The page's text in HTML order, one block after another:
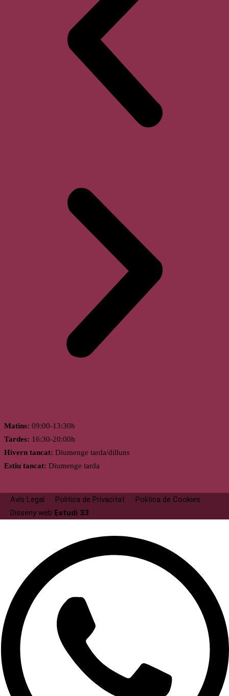
Matins: 09:00-13:30h
Tardes: 16:30-20:00h
Hivern tancat: Diumenge tarda/dilluns
Estiu tancat: Diumenge tarda
Avís Legal Politica de Privacitat
Politica de Cookies
Disseny web Estudi 33